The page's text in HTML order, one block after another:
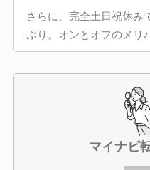
さらに、完全土日祝休み
ぷり。オンとオフのメリ
マイナビ